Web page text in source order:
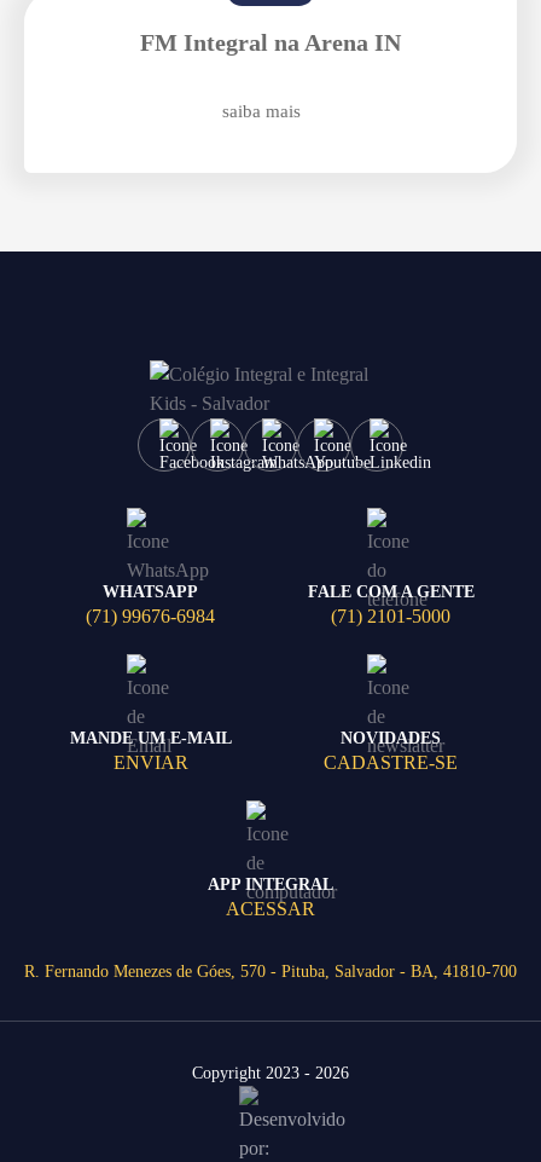
FM Integral na Arena IN
saiba mais
WHATSAPP
(71) 99676-6984
FALE COM A GENTE
(71) 2101-5000
MANDE UM E-MAIL
ENVIAR
NOVIDADES
CADASTRE-SE
APP INTEGRAL
ACESSAR
R. Fernando Menezes de Góes, 570 - Pituba, Salvador - BA, 41810-700
Copyright 2023 - 2026
Enviar E-mail